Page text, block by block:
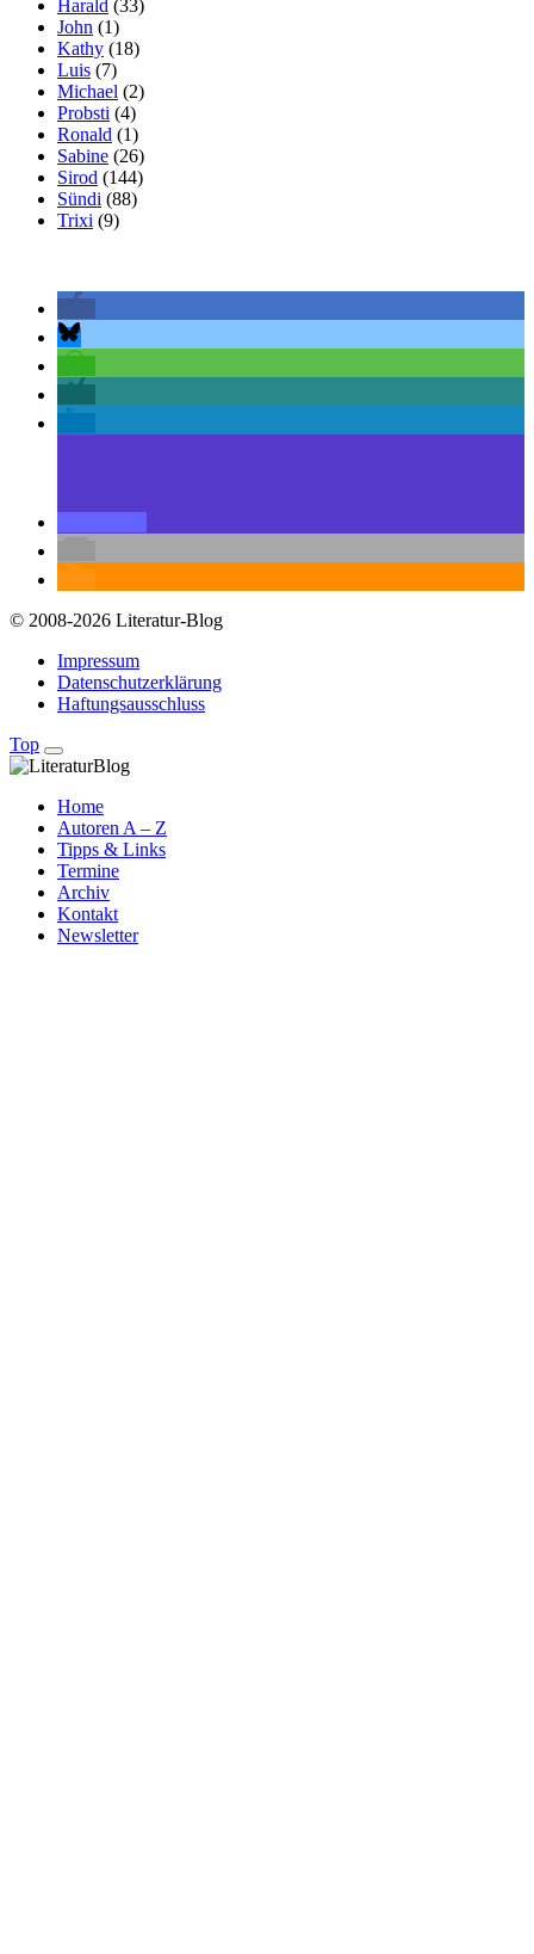
Harald (33)
John (1)
Kathy (18)
Luis (7)
Michael (2)
Probsti (4)
Ronald (1)
Sabine (26)
Sirod (144)
Sündi (88)
Trixi (9)
© 2008-2026 Literatur-Blog
Impressum
Datenschutzerklärung
Haftungsausschluss
Top
Home
Autoren A – Z
Tipps & Links
Termine
Archiv
Kontakt
Newsletter